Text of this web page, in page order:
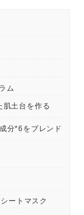
ム
肌土台を作る
分*6をブレンド
ートマスク